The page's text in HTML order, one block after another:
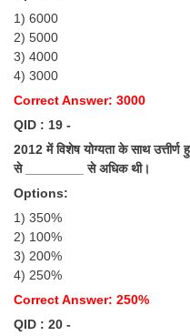
1) 6000
2) 5000
3) 4000
4) 3000
Correct Answer: 3000
QID : 19 -
2012 में विशेष योग्यता के साथ उत्तीर्ण
से ________ से अधिक थी।
Options:
1) 350%
2) 100%
3) 200%
4) 250%
Correct Answer: 250%
QID : 20 -